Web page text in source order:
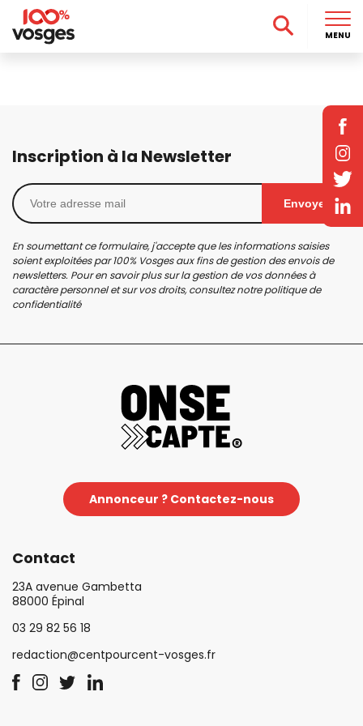
Inscription à la Newsletter
Envoyer
En soumettant ce formulaire, j'accepte que les informations saisies
soient exploitées par 100% Vosges aux fins de gestion des envois de
newsletters. Pour en savoir plus sur la gestion de vos données à
caractère personnel et sur vos droits, consultez notrepolitique de
confidentialité
Annonceur ? Contactez-nous
Contact
23A avenue Gambetta
88000 Épinal
03 29 82 56 18
redaction@centpourcent-vosges.fr
MENU